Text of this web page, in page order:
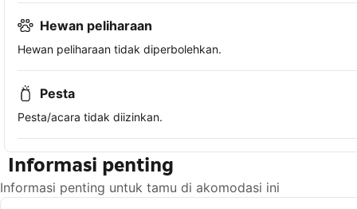
Hewan peliharaan
Hewan peliharaan tidak diperbolehkan.
Pesta
Pesta/acara tidak diizinkan.
Informasi penting
Informasi penting untuk tamu di akomodasi ini